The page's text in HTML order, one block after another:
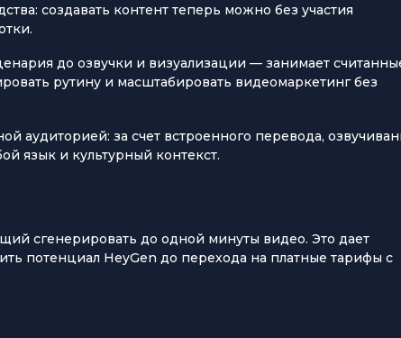
создавать контент теперь можно без участия
до озвучки и визуализации — занимает
рутину и масштабировать видеомаркетинг без
аудиторией: за счет встроенного перевода,
язык и культурный контекст.
сгенерировать до одной минуты видео. Это дает
потенциал HeyGen до перехода на платные тарифы с